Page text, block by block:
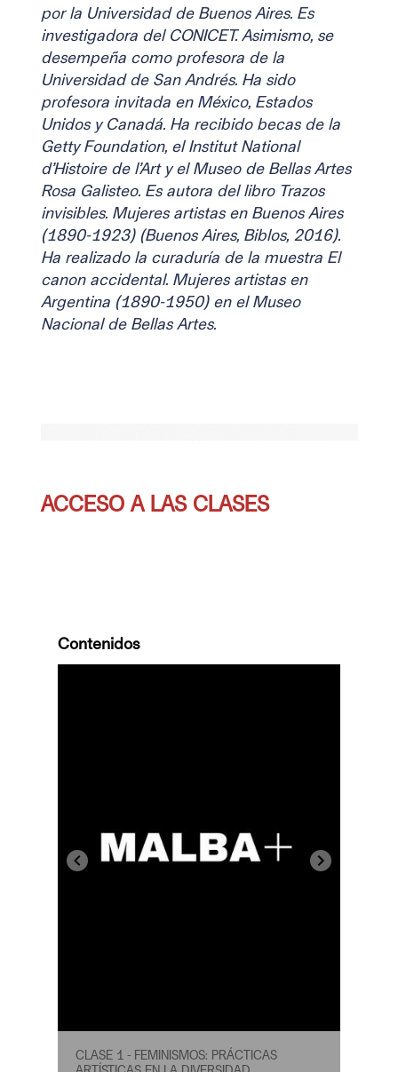
por la Universidad de Buenos Aires. Es
investigadora del CONICET. Asimismo, se
desempeña como profesora de la
Universidad de San Andrés. Ha sido
profesora invitada en México, Estados
Unidos y Canadá. Ha recibido becas de la
Getty Foundation, el Institut National
d’Histoire de l’Art y el Museo de Bellas Artes
Rosa Galisteo. Es autora del libro Trazos
invisibles. Mujeres artistas en Buenos Aires
(1890-1923) (Buenos Aires, Biblos, 2016).
Ha realizado la curaduría de la muestra El
canon accidental. Mujeres artistas en
Argentina (1890-1950) en el Museo
Nacional de Bellas Artes.
ACCESO A LAS CLASES
Contenidos
CLASE 1 - FEMINISMOS: PRÁCTICAS